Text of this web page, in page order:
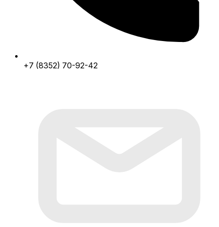
+7 (8352) 70-92-42